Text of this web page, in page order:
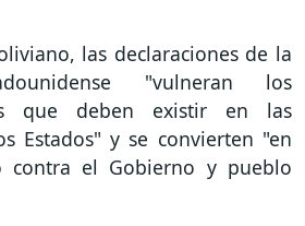
las declaraciones de la
"vulneran los
que deben existir en las
Estados" y se convierten "en
contra el Gobierno y pueblo